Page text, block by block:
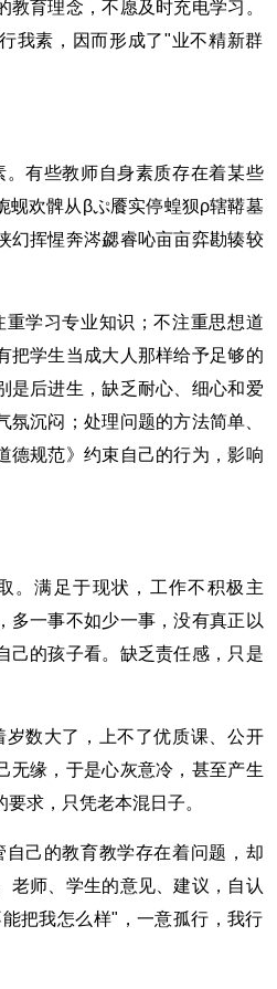
育理念，不愿及时充电学习。
我素，因而形成了"业不精新群
。有些教师自身素质存在着某些
蚬欢髀从βぷ餍实停蝗狈ρ辖鞯墓
幻挥惺奔涔勰睿吣亩亩弈勘辏较
重学习专业知识；不注重思想道
把学生当成大人那样给予足够的
是后进生，缺乏耐心、细心和爱
沉闷；处理问题的方法简单、
德规范》约束自己的行为，影响
。满足于现状，工作不积极主
多一事不如少一事，没有真正以
己的孩子看。缺乏责任感，只是
岁数大了，上不了优质课、公开
无缘，于是心灰意冷，甚至产生
求，只凭老本混日子。
自己的教育教学存在着问题，却
老师、学生的意见、建议，自认
把我怎么样"，一意孤行，我行